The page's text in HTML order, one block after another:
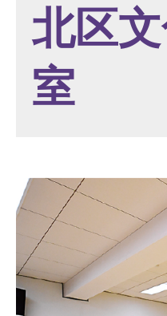
北区
室